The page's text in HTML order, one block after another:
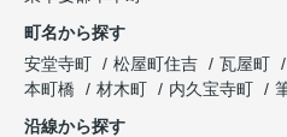
町名から探す
安堂寺町
松屋町住吉 瓦屋町
本町橋
材木町 内久宝寺町
沿線から探す